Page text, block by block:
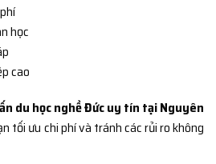
học
cao
du học nghề Đức uy tín tại Nguyên
tối ưu chi phí và tránh các rủi ro không